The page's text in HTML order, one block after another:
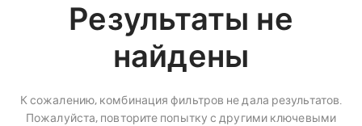
Результаты не
найдены
К сожалению, комбинация фильтров не дала результатов.
Пожалуйста, повторите попытку с другими ключевыми